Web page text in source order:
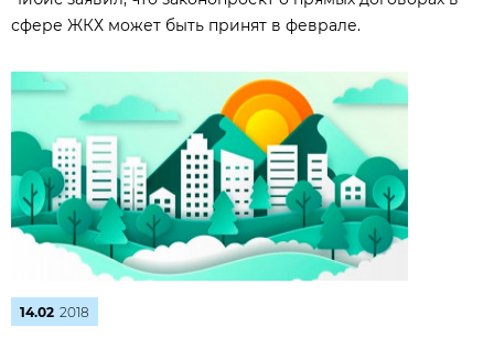
сфере ЖКХ может быть принят в феврале.
14.02 2018